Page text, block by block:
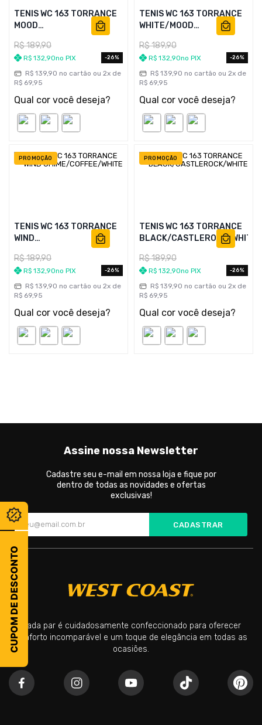
CUPOM DE DESCONTO
TENIS WC 163 TORRANCE
MOOD
INDIGO/COFFEE/WHITE
R$189,90
R$ 132,90no PIX 26%
R$ 139,90 no cartão ou 2x de
R$ 69,95
Qual cor você deseja?
TENIS WC 163 TORRANCE
WHITE/MOOD
R$189,90
R$ 132,90no PIX 26%
R$ 139,90 no cartão ou 2x de
R$ 69,95
Qual cor você deseja?
PROMOÇÃO
TENIS WC 163 TORRANCE
WIND
CHIME/COFFEE/WHITE
R$189,90
R$ 132,90no PIX 26%
R$ 139,90 no cartão ou 2x de
R$ 69,95
Qual cor você deseja?
PROMOÇÃO
TENIS WC 163 TORRANCE
BLACK/CASTLEROCK/WHITE
R$189,90
R$ 132,90no PIX 26%
R$ 139,90 no cartão ou 2x de
R$ 69,95
Qual cor você deseja?
Assine nossa Newsletter
Cadastre seu e-mail em nossa loja e fique por
dentro de todas as novidades e ofertas
exclusivas!
CADASTRAR
Cada par é cuidadosamente confeccionado para oferecer
conforto incomparável e um toque de elegância em todas as
ocasiões.